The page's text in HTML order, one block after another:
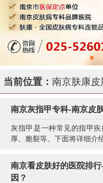
当前位置： 南京肤康
南京灰指甲专科-南京皮
灰指甲是一种常见的指甲
厚、脆裂等。下面将详细介
南京看皮肤好的医院排
因？